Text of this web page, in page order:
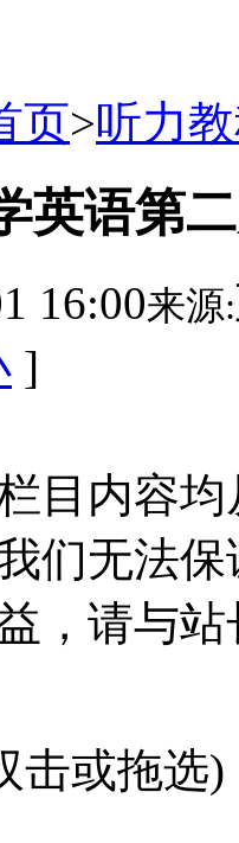
页>听力
英语第
16:00来源:
]
目内容
们无法
，请与
击或拖选)